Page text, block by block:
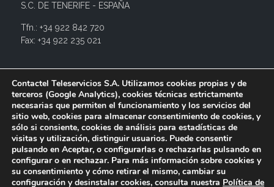
S.C. DE TENERIFE - ESPAÑA
Tfn.: +34 922 842 720
Fax: +34 922 235 021
info@contactel.es
Contactel Teleservicios S.A. Utilizamos cookies propias y de
terceros (Google Analytics), cookies técnicas estrictamente
necesarias que permiten el funcionamiento y los servicios del
sitio web, cookies para almacenar consentimiento de cookies, y
sólo si consiente, cookies de análisis para estadísticas de
visitas y utilización, distinguir usuarios. Puede consentir
pulsando en Aceptar, o configurarlas o rechazarlas pulsando en
configurar o en rechazar. Para más información sobre cookies y
su consentimiento y cómo retirar el mismo, cambiar su
configuración y desinstalar cookies, consulta nuestra Política de